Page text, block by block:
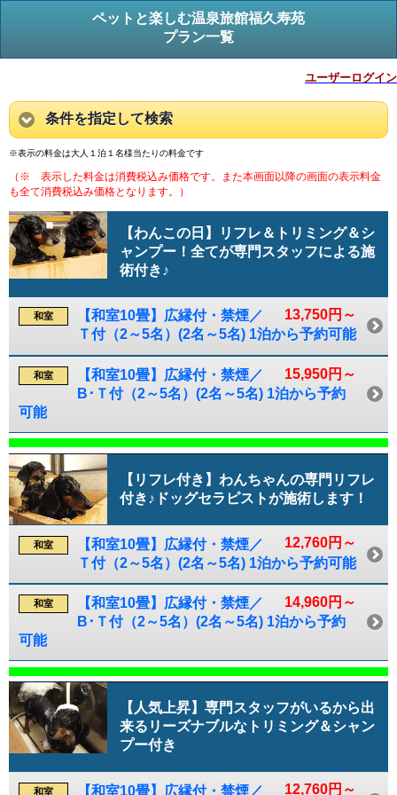
ペットと楽しむ温泉旅館福久寿苑
プラン一覧
ユーザーログイン
条件を指定して検索
※表示の料金は大人１泊１名様当たりの料金です
（※ 表示した料金は消費税込み価格です。また本画面以降の画面の表示料金
も全て消費税込み価格となります。）
【わんこの日】リフレ＆トリミング＆シ
ャンプー！全てが専門スタッフによる施
術付き♪
13,750円～
和室
【和室10畳】広縁付・禁煙／
Ｔ付（2～5名）(2名～5名) 1泊から予約可能
15,950円～
和室
【和室10畳】広縁付・禁煙／
B･Ｔ付（2～5名）(2名～5名) 1泊から予約
可能
【リフレ付き】わんちゃんの専門リフレ
付き♪ドッグセラピストが施術します！
12,760円～
和室
【和室10畳】広縁付・禁煙／
Ｔ付（2～5名）(2名～5名) 1泊から予約可能
14,960円～
和室
【和室10畳】広縁付・禁煙／
B･Ｔ付（2～5名）(2名～5名) 1泊から予約
可能
【人気上昇】専門スタッフがいるから出
来るリーズナブルなトリミング＆シャン
プー付き
12,760円～
和室 【和室10畳】広縁付・禁煙／